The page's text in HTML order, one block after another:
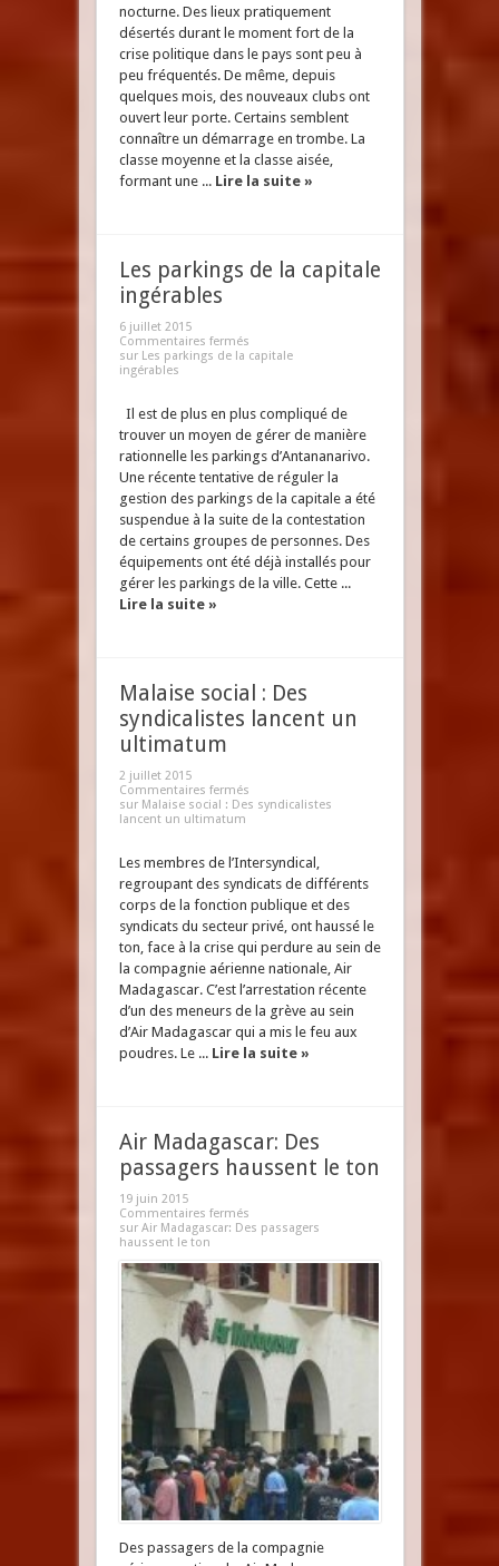
nocturne. Des lieux pratiquement
désertés durant le moment fort de la
crise politique dans le pays sont peu à
peu fréquentés. De même, depuis
quelques mois, des nouveaux clubs ont
ouvert leur porte. Certains semblent
connaître un démarrage en trombe. La
classe moyenne et la classe aisée,
formant une ... Lire la suite »
Les parkings de la capitale
ingérables
6 juillet 2015
Commentaires fermés
sur Les parkings de la capitale
ingérables
Il est de plus en plus compliqué de
trouver un moyen de gérer de manière
rationnelle les parkings d’Antananarivo.
Une récente tentative de réguler la
gestion des parkings de la capitale a été
suspendue à la suite de la contestation
de certains groupes de personnes. Des
équipements ont été déjà installés pour
gérer les parkings de la ville. Cette ...
Lire la suite »
Malaise social : Des
syndicalistes lancent un
ultimatum
2 juillet 2015
Commentaires fermés
sur Malaise social : Des syndicalistes
lancent un ultimatum
Les membres de l’Intersyndical,
regroupant des syndicats de différents
corps de la fonction publique et des
syndicats du secteur privé, ont haussé le
ton, face à la crise qui perdure au sein de
la compagnie aérienne nationale, Air
Madagascar. C’est l’arrestation récente
d’un des meneurs de la grève au sein
d’Air Madagascar qui a mis le feu aux
poudres. Le ... Lire la suite »
Air Madagascar: Des
passagers haussent le ton
19 juin 2015
Commentaires fermés
sur Air Madagascar: Des passagers
haussent le ton
Des passagers de la compagnie